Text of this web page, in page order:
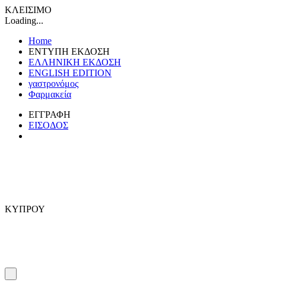
ΚΛΕΙΣΙΜΟ
Loading...
Home
ΕΝΤΥΠΗ ΕΚΔΟΣΗ
ΕΛΛΗΝΙΚΗ ΕΚΔΟΣΗ
ENGLISH EDITION
γαστρονόμος
Φαρμακεία
ΕΓΓΡΑΦΗ
ΕΙΣΟΔΟΣ
ΚΥΠΡΟΥ